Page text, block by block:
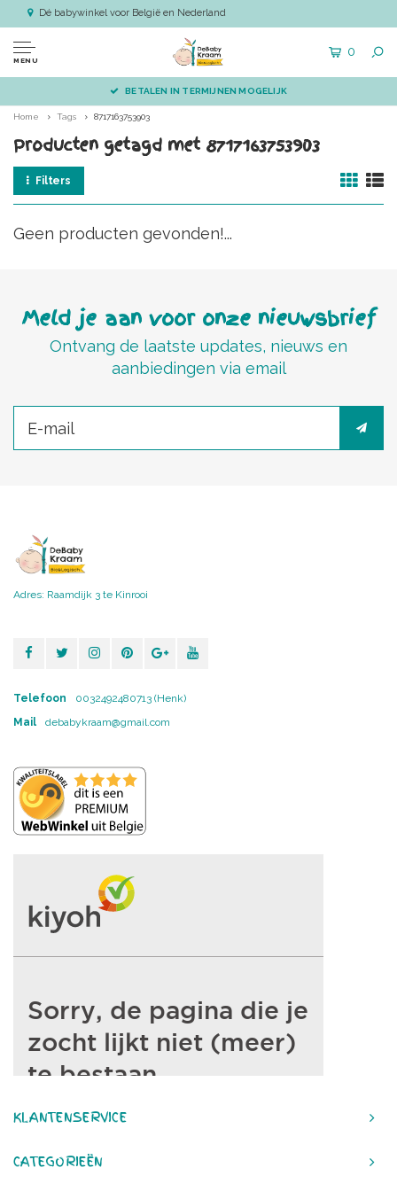
Dé babywinkel voor België en Nederland
MENU
0
BETALEN IN TERMIJNEN MOGELIJK
Home Tags 8717163753903
Producten getagd met 8717163753903
Filters
Geen producten gevonden!...
Meld je aan voor onze nieuwsbrief
Ontvang de laatste updates, nieuws en
aanbiedingen via email
Adres: Raamdijk 3 te Kinrooi
Telefoon
0032492480713 (Henk)
Mail
debabykraam@gmail.com
KLANTENSERVICE
CATEGORIEËN